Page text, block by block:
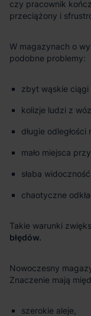
zbyt wąskie ciągi
kolizje ludzi z
długie
mało miejsca
słaba widoczność,
chaotyczne
błędów.
szerokie aleje,